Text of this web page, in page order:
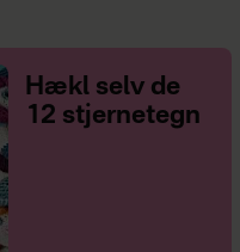
Hækl selv de
12 stjernetegn